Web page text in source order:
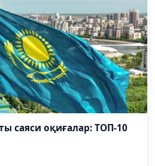
саяси оқиғалар: ТОП-10